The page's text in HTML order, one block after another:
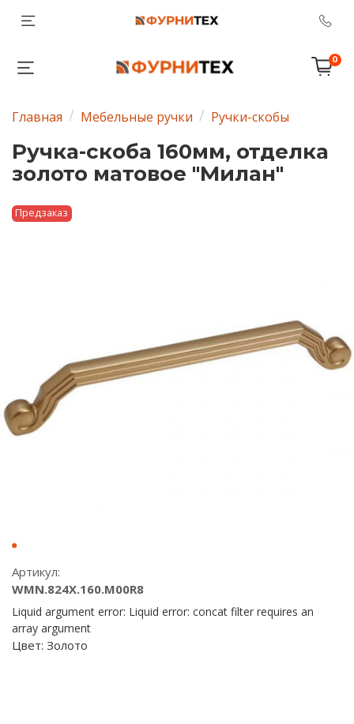
0
Главная Мебельные ручки Ручки-скобы
Ручка-скоба 160мм, отделка
золото матовое "Милан"
Предзаказ
Артикул:
WMN.824X.160.M00R8
Liquid argument error: Liquid error: concat filter requires an
array argument
Цвет: Золото